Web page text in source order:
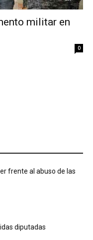
militar en
0
frente al abuso de las
diputadas